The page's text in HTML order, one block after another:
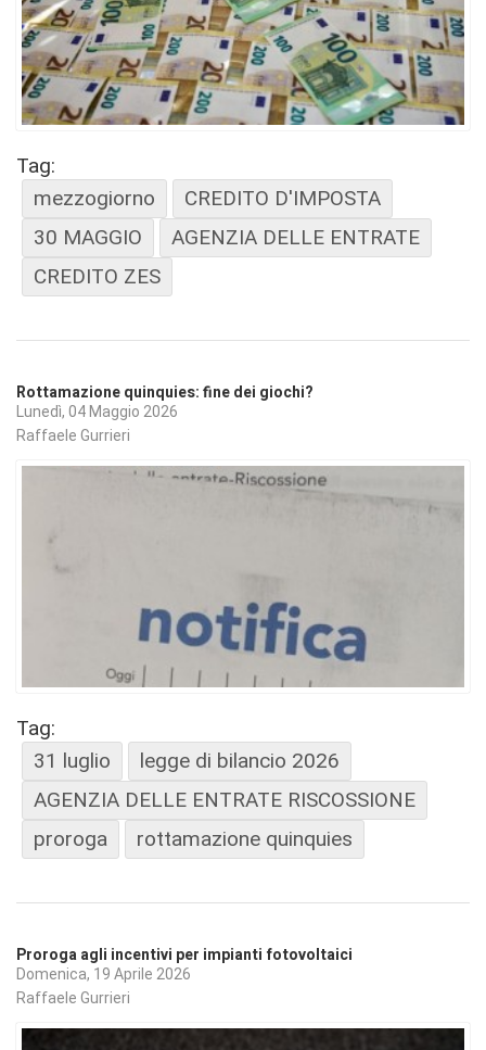
Tag:
mezzogiorno
CREDITO D'IMPOSTA
30 MAGGIO
AGENZIA DELLE ENTRATE
CREDITO ZES
Rottamazione quinquies: fine dei giochi?
Lunedì, 04 Maggio 2026
Raffaele Gurrieri
Tag:
31 luglio
legge di bilancio 2026
AGENZIA DELLE ENTRATE RISCOSSIONE
proroga
rottamazione quinquies
Proroga agli incentivi per impianti fotovoltaici
Domenica, 19 Aprile 2026
Raffaele Gurrieri